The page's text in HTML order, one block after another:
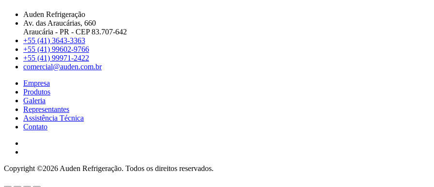
Auden Refrigeração
Av. das Araucárias, 660
Araucária - PR - CEP 83.707-642
+55 (41) 3643-3363
+55 (41) 99602-9766
+55 (41) 99971-2422
comercial@auden.com.br
Empresa
Produtos
Galeria
Representantes
Assistência Técnica
Contato
Copyright ©2026 Auden Refrigeração. Todos os direitos reservados.